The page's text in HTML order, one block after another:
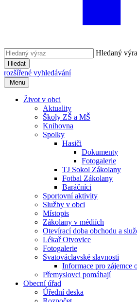
Hledaný
Hledat
rozšířené vyhledávání
Menu
Život v obci
Aktuality
Školy ZŠ a MŠ
Knihovna
Spolky
Hasiči
Dokumenty
Fotogalerie
TJ Sokol Zákolany
Fotbal Zákolany
Baráčníci
Sportovní aktivity
Služby v obci
Místopis
Zákolany v médiích
Otevírací doba obchodu a
Lékař Otvovice
Fotogalerie
Svatováclavské slavnosti
Informace pro zájemce
Přemyslovci pomáhají
Obecní úřad
Úřední deska